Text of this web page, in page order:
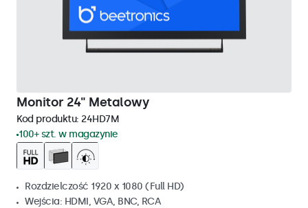
Monitor 24" Metalowy
Kod produktu: 24HD7M
100+ szt. w magazynie
Rozdzielczość 1920 x 1080 (Full HD)
Wejścia: HDMI, VGA, BNC, RCA